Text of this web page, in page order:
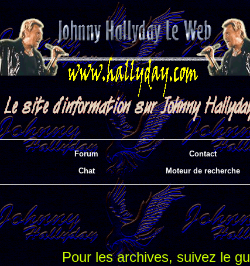
Forum
Contact
Chat Moteur de recherche
Pour les archives, suivez le